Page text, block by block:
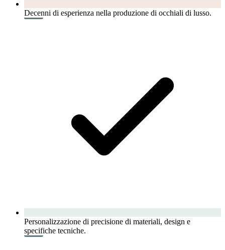
Decenni di esperienza nella produzione di occhiali di lusso.
Personalizzazione di precisione di materiali, design e
specifiche tecniche.